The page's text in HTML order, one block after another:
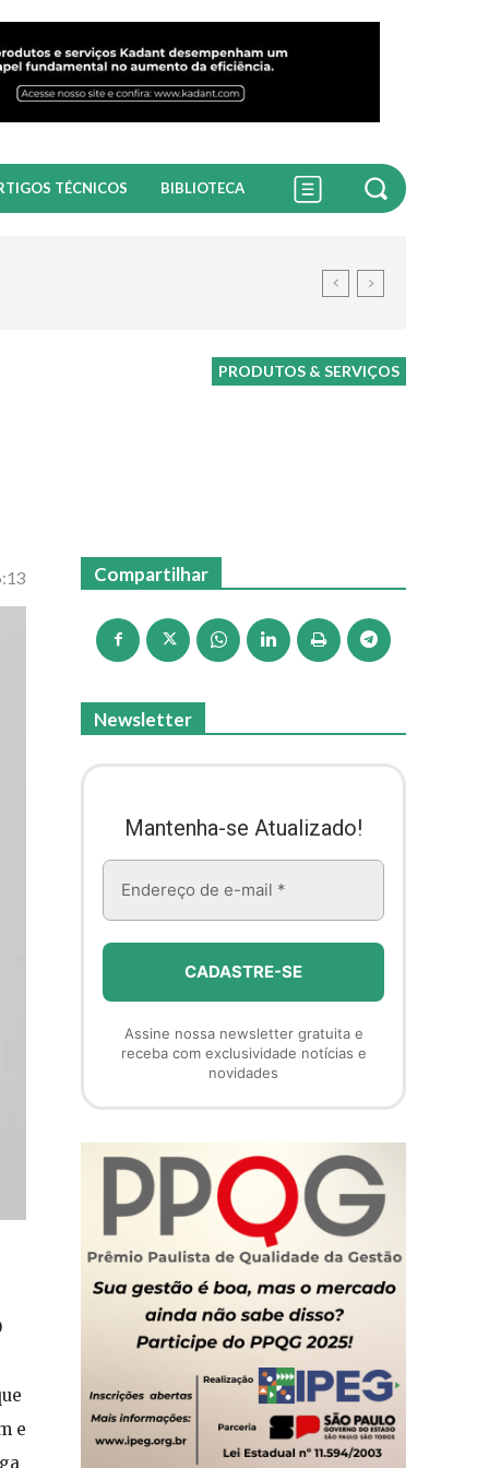
TÉCNICOS BIBLIOTECA
PRODUTOS & SERVIÇOS
e
Compartilhar
Newsletter
Mantenha-se Atualizado!
Assine nossa newsletter gratuita e
receba com exclusividade notícias e
novidades